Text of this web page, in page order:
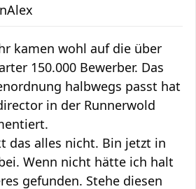
kamen wohl auf die über
150.000 Bewerber. Das
halbwegs passt hat
in der Runnerwold
das alles nicht. Bin jetzt in
Wenn nicht hätte ich halt
gefunden. Stehe diesen